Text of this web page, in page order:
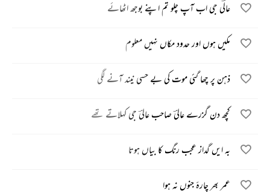
عالؔی جی اب آپ چلو تم اپنے بوجھ اٹھائے
مکیں ہوں اور حدود مکاں نہیں معلوم
ذہن پر چھا گئی موت کی بے حسی نیند آنے لگی
کچھ دن گزرے عالیؔ صاحب عالیؔ جی کہلاتے تھے
بہ ایں گداز عجب رنگ کا بیاں ہوتا
عمر بھر چارۂ جنوں نہ ہوا